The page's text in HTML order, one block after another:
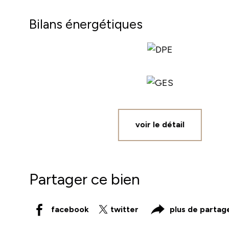
Bilans énergétiques
voir le détail
Partager ce bien
facebook twitter plus de